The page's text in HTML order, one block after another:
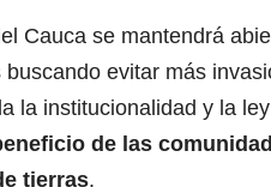
Cauca se mantendrá
evitar más
la institucionalidad y la
de las
tierras.